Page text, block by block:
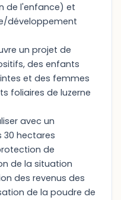
de l'enfance) et
développement
un projet de
des enfants
et des femmes
foliaires de luzerne
avec un
hectares
de
de la situation
des revenus des
de la poudre de